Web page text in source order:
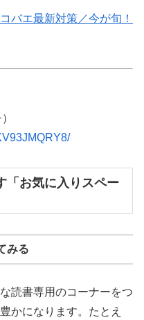
エ最新対策／今が旬！
「お気に入りスペー
みる
読書専用のコーナーをつ
かになります。たとえ